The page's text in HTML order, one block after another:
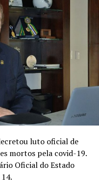
luto oficial de
mortos pela covid-19.
Oficial do Estado